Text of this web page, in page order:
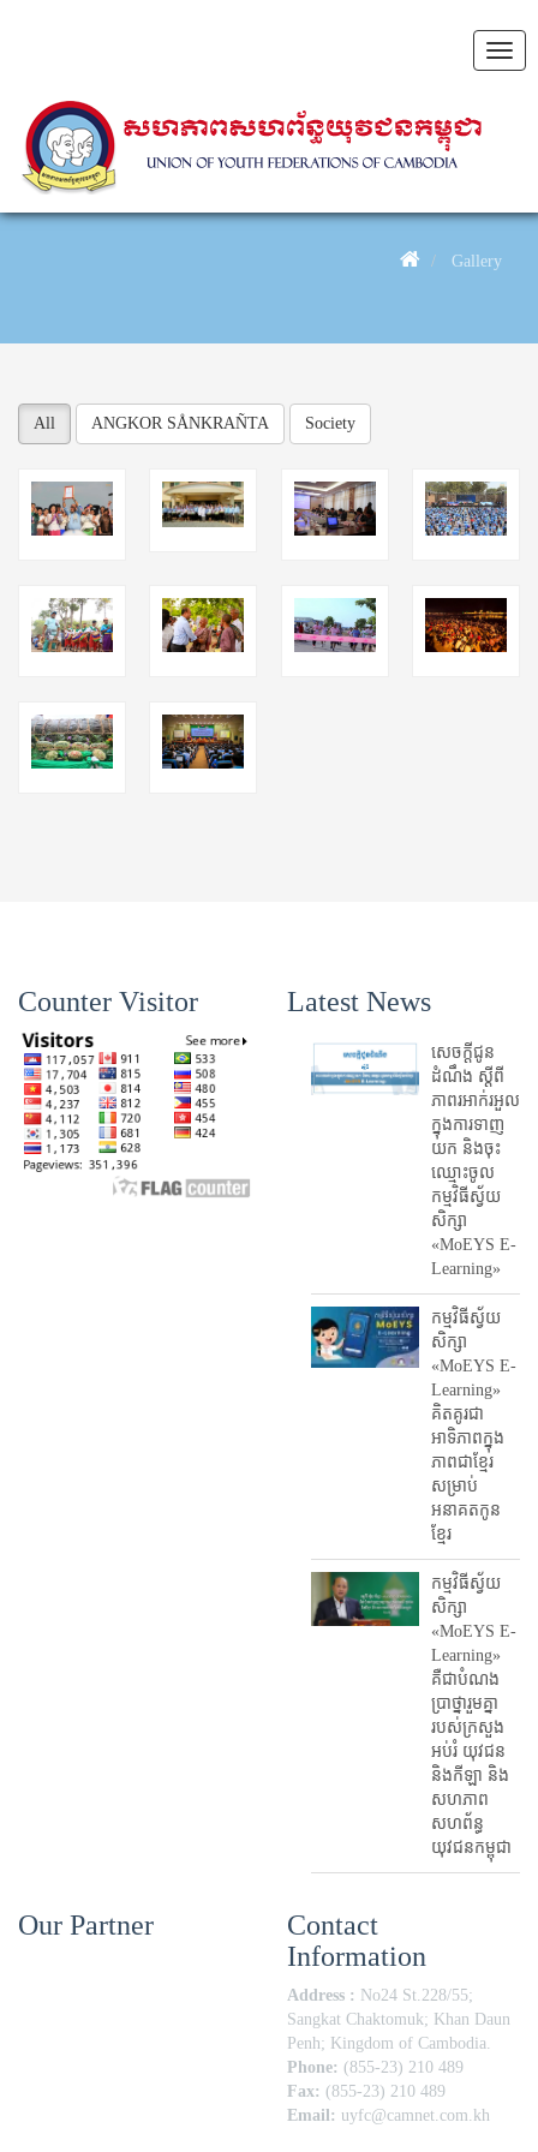
Gallery
Gallery
All ANGKOR SÅNKRAÑTA Society
Counter Visitor Latest News
សេចក្តីជូន
ដំណឹង ស្តី​ពី
ភាព​រអាក់រអួល​
ក្នុងការ​ទាញ​
យក និង​ចុះ​
ឈ្មោះ​ចូល​
កម្មវិធី​ស្វ័យ
សិក្សា
«MoEYS E-
Learning»
កម្មវិធីស្វ័យ
សិក្សា
«MoEYS E-
Learning»
គិតគូរជា
អាទិភាពក្នុង
ភាពជាខ្មែរ
សម្រាប់
អនាគតកូន
ខ្មែរ
កម្មវិធីស្វ័យ
សិក្សា
«MoEYS E-
Learning»
គឺជាបំណង
ប្រាថ្នារួមគ្នា
របស់ក្រសួង
អប់រំ​ យុវជន
និងកីឡា និង
សហភាព
សហព័ន្ធ
យុវជនកម្ពុជា
Our Partner
Contact
Information
Address : No24 St.228/55;
Sangkat Chaktomuk; Khan Daun
Penh; Kingdom of Cambodia.
Phone: (855-23) 210 489
Fax: (855-23) 210 489
Email: uyfc@camnet.com.kh